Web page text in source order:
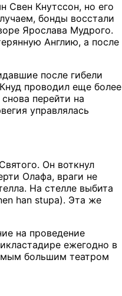
Свен Кнутссон, но его
бонды восстали
Ярослава Мудрого.
Англию, а после
после гибели
проводил еще более
перейти на
управлялась
Он воткнул
Олафа, враги не
На стелле выбита
han stupa). Эта же
на проведение
ежегодно в
большим театром